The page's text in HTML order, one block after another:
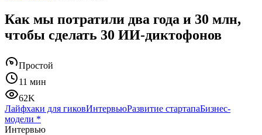
Как мы потратили два года и 30 млн,
чтобы сделать 30 ИИ-диктофонов
Простой
11 мин
62K
Лайфхаки для гиковИнтервьюРазвитие стартапаБизнес-
модели *
Интервью